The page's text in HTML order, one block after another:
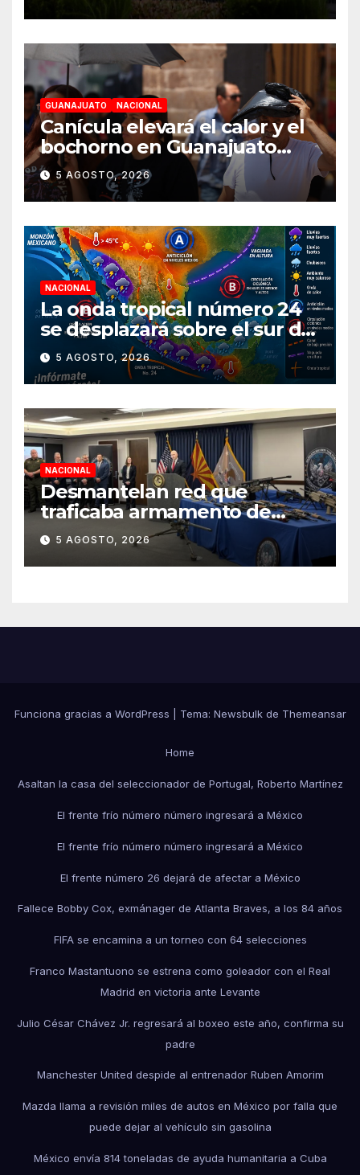
GUANAJUATO NACIONAL
Canícula elevará el calor y el
bochorno en Guanajuato
durante agosto
5 AGOSTO, 2026
NACIONAL
La onda tropical número 24
se desplazará sobre el sur del
territorio nacional
5 AGOSTO, 2026
NACIONAL
Desmantelan red que
traficaba armamento de
Arizona a México
5 AGOSTO, 2026
Funciona gracias a WordPress Tema: Newsbulkde Themeansar
Home
Asaltan la casa del seleccionador de Portugal, Roberto Martínez
El frente frío número número ingresará a México
El frente frío número número ingresará a México
El frente número 26 dejará de afectar a México
Fallece Bobby Cox, exmánager de Atlanta Braves, a los 84 años
FIFA se encamina a un torneo con 64 selecciones
Franco Mastantuono se estrena como goleador con el Real
Madrid en victoria ante Levante
Julio César Chávez Jr. regresará al boxeo este año, confirma su
padre
Manchester United despide al entrenador Ruben Amorim
Mazda llama a revisión miles de autos en México por falla que
puede dejar al vehículo sin gasolina
México envía 814 toneladas de ayuda humanitaria a Cuba